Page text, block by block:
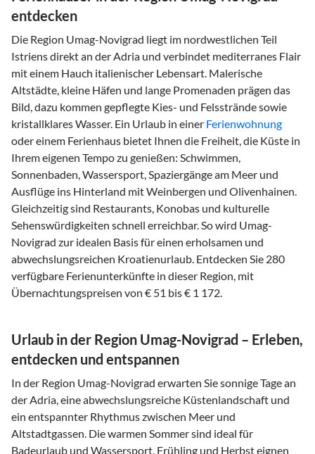
entdecken
Die Region Umag-Novigrad liegt im nordwestlichen Teil
Istriens direkt an der Adria und verbindet mediterranes Flair
mit einem Hauch italienischer Lebensart. Malerische
Altstädte, kleine Häfen und lange Promenaden prägen das
Bild, dazu kommen gepflegte Kies- und Felsstrände sowie
kristallklares Wasser. Ein Urlaub in einer Ferienwohnung
oder einem Ferienhaus bietet Ihnen die Freiheit, die Küste in
Ihrem eigenen Tempo zu genießen: Schwimmen,
Sonnenbaden, Wassersport, Spaziergänge am Meer und
Ausflüge ins Hinterland mit Weinbergen und Olivenhainen.
Gleichzeitig sind Restaurants, Konobas und kulturelle
Sehenswürdigkeiten schnell erreichbar. So wird Umag-
Novigrad zur idealen Basis für einen erholsamen und
abwechslungsreichen Kroatienurlaub. Entdecken Sie 280
verfügbare Ferienunterkünfte in dieser Region, mit
Übernachtungspreisen von € 51 bis € 1 172.
Urlaub in der Region Umag-Novigrad – Erleben,
entdecken und entspannen
In der Region Umag-Novigrad erwarten Sie sonnige Tage an
der Adria, eine abwechslungsreiche Küstenlandschaft und
ein entspannter Rhythmus zwischen Meer und
Altstadtgassen. Die warmen Sommer sind ideal für
Badeurlaub und Wassersport, Frühling und Herbst eignen